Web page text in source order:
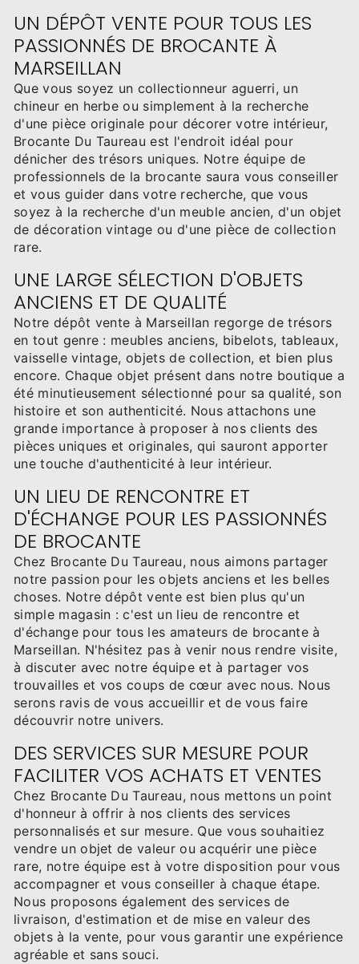
UN DÉPÔT VENTE POUR TOUS LES
PASSIONNÉS DE BROCANTE À
MARSEILLAN
Que vous soyez un collectionneur aguerri, un
chineur en herbe ou simplement à la recherche
d'une pièce originale pour décorer votre intérieur,
Brocante Du Taureau est l'endroit idéal pour
dénicher des trésors uniques. Notre équipe de
professionnels de la brocante saura vous conseiller
et vous guider dans votre recherche, que vous
soyez à la recherche d'un meuble ancien, d'un objet
de décoration vintage ou d'une pièce de collection
rare.
UNE LARGE SÉLECTION D'OBJETS
ANCIENS ET DE QUALITÉ
Notre dépôt vente à Marseillan regorge de trésors
en tout genre : meubles anciens, bibelots, tableaux,
vaisselle vintage, objets de collection, et bien plus
encore. Chaque objet présent dans notre boutique a
été minutieusement sélectionné pour sa qualité, son
histoire et son authenticité. Nous attachons une
grande importance à proposer à nos clients des
pièces uniques et originales, qui sauront apporter
une touche d'authenticité à leur intérieur.
UN LIEU DE RENCONTRE ET
D'ÉCHANGE POUR LES PASSIONNÉS
DE BROCANTE
Chez Brocante Du Taureau, nous aimons partager
notre passion pour les objets anciens et les belles
choses. Notre dépôt vente est bien plus qu'un
simple magasin : c'est un lieu de rencontre et
d'échange pour tous les amateurs de brocante à
Marseillan. N'hésitez pas à venir nous rendre visite,
à discuter avec notre équipe et à partager vos
trouvailles et vos coups de cœur avec nous. Nous
serons ravis de vous accueillir et de vous faire
découvrir notre univers.
DES SERVICES SUR MESURE POUR
FACILITER VOS ACHATS ET VENTES
Chez Brocante Du Taureau, nous mettons un point
d'honneur à offrir à nos clients des services
personnalisés et sur mesure. Que vous souhaitiez
vendre un objet de valeur ou acquérir une pièce
rare, notre équipe est à votre disposition pour vous
accompagner et vous conseiller à chaque étape.
Nous proposons également des services de
livraison, d'estimation et de mise en valeur des
objets à la vente, pour vous garantir une expérience
agréable et sans souci.